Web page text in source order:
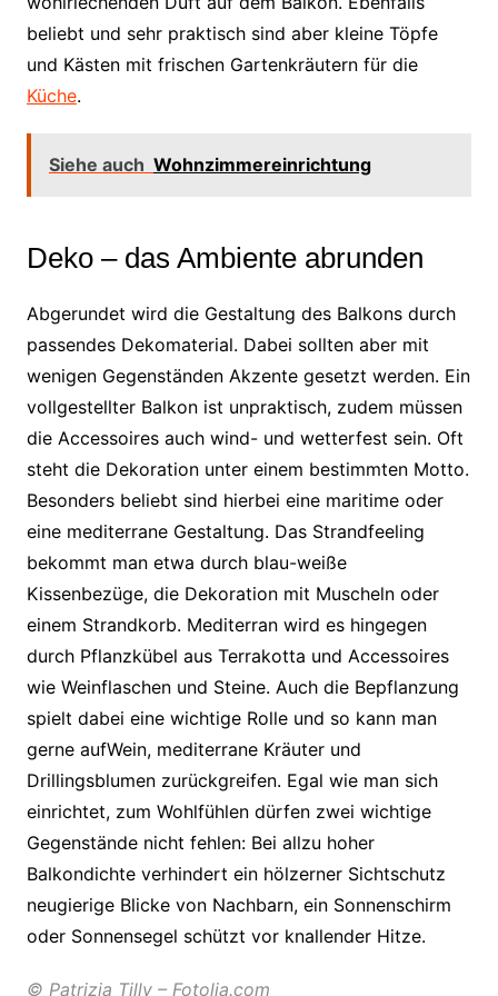
beliebt und sehr praktisch sind aber kleine Töpfe
und Kästen mit frischen Gartenkräutern für die
Küche.
Siehe auch Wohnzimmereinrichtung
Deko – das Ambiente abrunden
Abgerundet wird die Gestaltung des Balkons durch
passendes Dekomaterial. Dabei sollten aber mit
wenigen Gegenständen Akzente gesetzt werden. Ein
vollgestellter Balkon ist unpraktisch, zudem müssen
die Accessoires auch wind- und wetterfest sein. Oft
steht die Dekoration unter einem bestimmten Motto.
Besonders beliebt sind hierbei eine maritime oder
eine mediterrane Gestaltung. Das Strandfeeling
bekommt man etwa durch blau-weiße
Kissenbezüge, die Dekoration mit Muscheln oder
einem Strandkorb. Mediterran wird es hingegen
durch Pflanzkübel aus Terrakotta und Accessoires
wie Weinflaschen und Steine. Auch die Bepflanzung
spielt dabei eine wichtige Rolle und so kann man
gerne aufWein, mediterrane Kräuter und
Drillingsblumen zurückgreifen. Egal wie man sich
einrichtet, zum Wohlfühlen dürfen zwei wichtige
Gegenstände nicht fehlen: Bei allzu hoher
Balkondichte verhindert ein hölzerner Sichtschutz
neugierige Blicke von Nachbarn, ein Sonnenschirm
oder Sonnensegel schützt vor knallender Hitze.
© Patrizia Tilly – Fotolia.com